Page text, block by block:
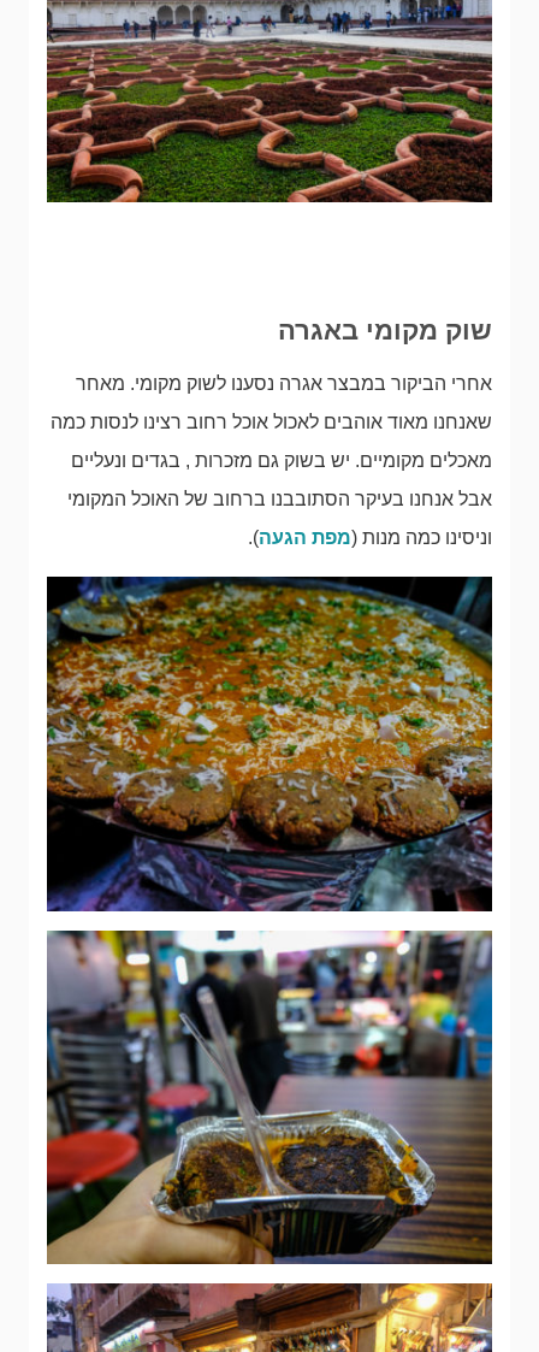
שוק מקומי באגרה
אחרי הביקור במבצר אגרה נסענו לשוק מקומי. מאחר
שאנחנו מאוד אוהבים לאכול אוכל רחוב רצינו לנסות כמה
מאכלים מקומיים. יש בשוק גם מזכרות , בגדים ונעליים
אבל אנחנו בעיקר הסתובבנו ברחוב של האוכל המקומי
וניסינו כמה מנות (מפת הגעה).